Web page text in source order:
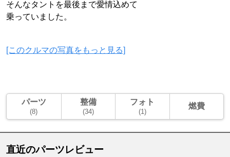
そんなタントを最後まで愛情込めて
乗っていました。
[このクルマの写真をもっと見る]
パーツ
(8)
整備
(34)
フォト
(1)
燃費
直近のパーツレビュー